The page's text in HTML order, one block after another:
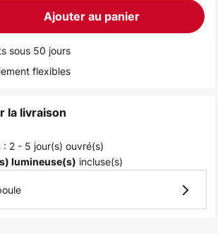
Ajouter au panier
sous 50 jours
flexibles
la livraison
: 2 - 5 jour(s) ouvré(s)
lumineuse(s) incluse(s)